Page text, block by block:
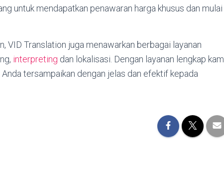
untuk mendapatkan penawaran harga khusus dan mulai
VID Translation juga menawarkan berbagai layanan
interpreting dan lokalisasi. Dengan layanan lengkap
tersampaikan dengan jelas dan efektif kepada